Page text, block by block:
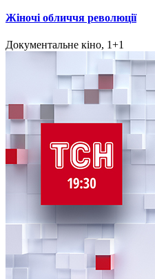
Жіночі обличчя революції
Документальне кіно, 1+1